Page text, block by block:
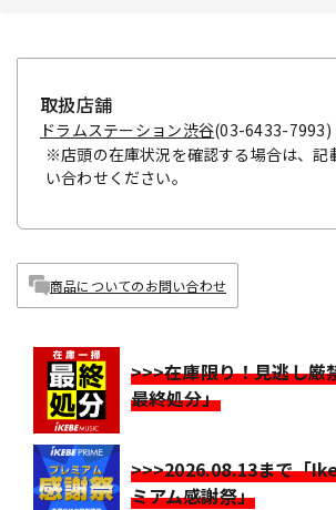
取扱店舗
ドラムステーション渋谷(03-6433-7993)
※店頭の在庫状況を確認する場合は、記
い合わせください。
商品についてのお問い合わせ
>>>在庫限り！見逃し厳
最終処分」
>>>2026.08.13まで「
ミアム感謝祭」